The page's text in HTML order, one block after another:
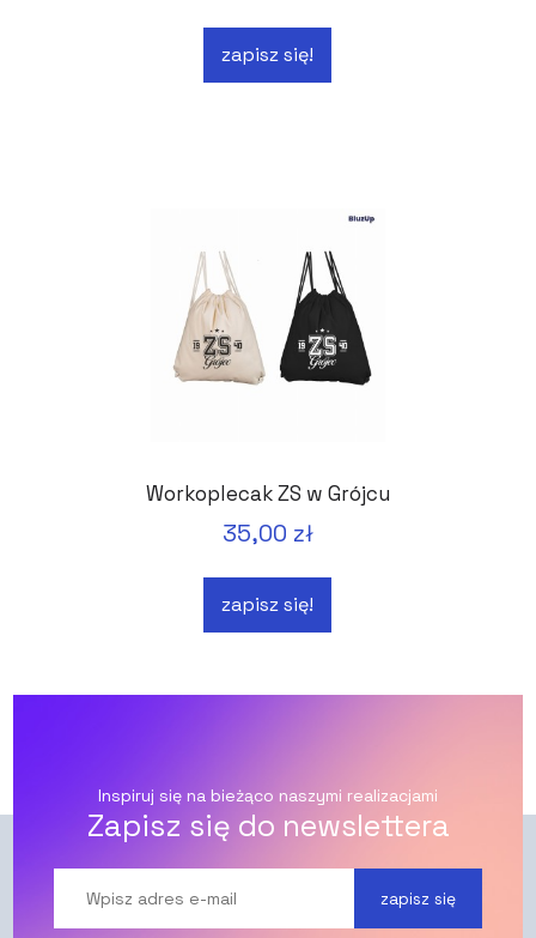
zapisz się!
Workoplecak ZS w Grójcu
35,00 zł
zapisz się!
Inspiruj się na bieżąco naszymi realizacjami
Zapisz się do newslettera
zapisz się